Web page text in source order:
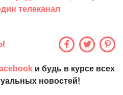
телеканал
и будь в курсе всех
новостей!